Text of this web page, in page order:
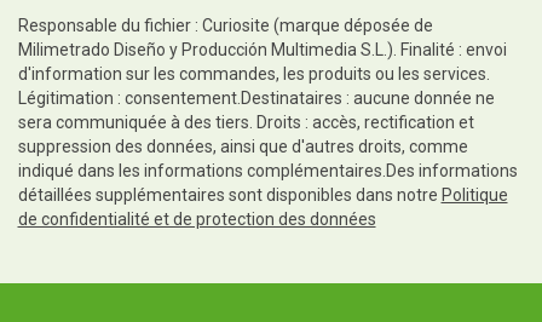
Responsable du fichier : Curiosite (marque déposée de
Milimetrado Diseño y Producción Multimedia S.L.). Finalité : envoi
d'information sur les commandes, les produits ou les services.
Légitimation : consentement.Destinataires : aucune donnée ne
sera communiquée à des tiers. Droits : accès, rectification et
suppression des données, ainsi que d'autres droits, comme
indiqué dans les informations complémentaires.Des informations
détaillées supplémentaires sont disponibles dans notre Politique
de confidentialité et de protection des données